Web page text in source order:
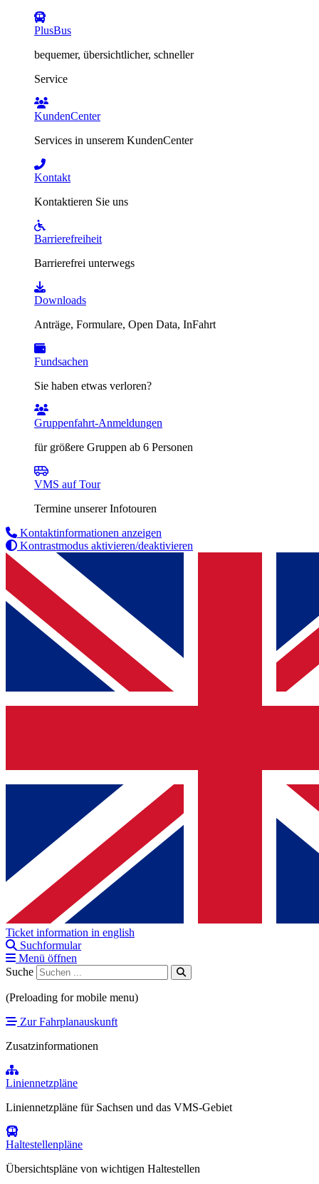
PlusBus
bequemer, übersichtlicher, schneller
Service
KundenCenter
Services in unserem KundenCenter
Kontakt
Kontaktieren Sie uns
Barrierefreiheit
Barrierefrei unterwegs
Downloads
Anträge, Formulare, Open Data, InFahrt
Fundsachen
Sie haben etwas verloren?
Gruppenfahrt-Anmeldungen
für größere Gruppen ab 6 Personen
VMS auf Tour
Termine unserer Infotouren
Kontaktinformationen anzeigen
Kontrastmodus aktivieren/deaktivieren
Ticket information in english
Suchformular
Menü öffnen
Suche
(Preloading for mobile menu)
Zur Fahrplanauskunft
Zusatzinformationen
Liniennetzpläne
Liniennetzpläne für Sachsen und das VMS-Gebiet
Haltestellenpläne
Übersichtspläne von wichtigen Haltestellen